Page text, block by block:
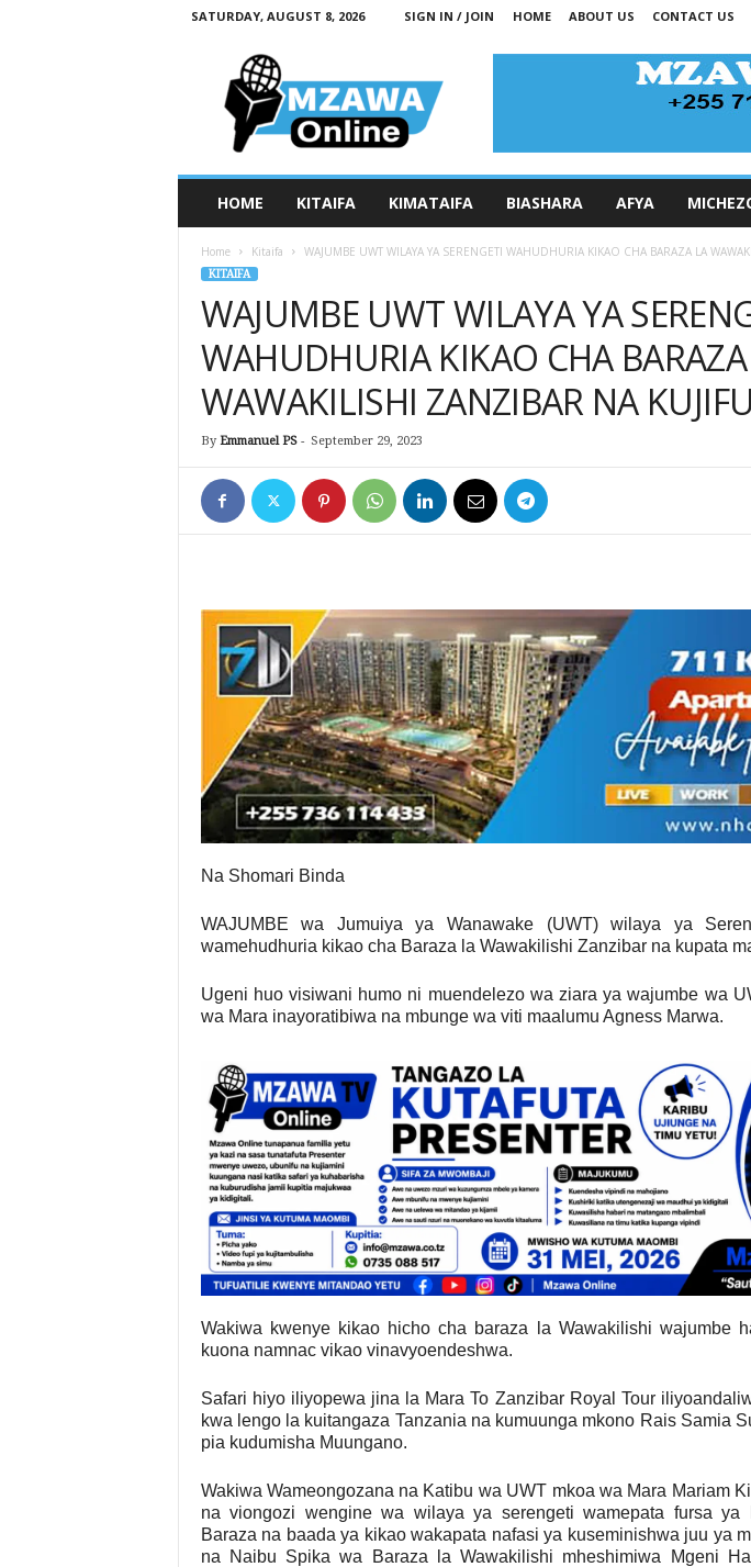
SATURDAY, AUGUST 8, 2026 SIGN IN / JOIN HOME ABOUT US CONTACT US
HOME KITAIFA KIMATAIFA BIASHARA AFYA
Home Kitaifa WAJUMBE UWT WILAYA YA SERENGETI WAHUDHURIA KIKAO CHA BARAZA LA
KITAIFA
WAJUMBE UWT WILAYA YA
WAHUDHURIA KIKAO CHA
WAWAKILISHI ZANZIBAR NA
By Emmanuel PS- September 29, 2023
Na Shomari Binda
WAJUMBE wa Jumuiya ya Wanawake (UWT) wilaya ya
wamehudhuria kikao cha Baraza la Wawakilishi Zanzibar na kupata
Ugeni huo visiwani humo ni muendelezo wa ziara ya wajumbe wa
wa Mara inayoratibiwa na mbunge wa viti maalumu Agness Marwa.
Wakiwa kwenye kikao hicho cha baraza la Wawakilishi wajumbe
kuona namnac vikao vinavyoendeshwa.
Safari hiyo iliyopewa jina la Mara To Zanzibar Royal Tour
kwa lengo la kuitangaza Tanzania na kumuunga mkono Rais Samia
pia kudumisha Muungano.
Wakiwa Wameongozana na Katibu wa UWT mkoa wa Mara Mariam
na viongozi wengine wa wilaya ya serengeti wamepata fursa ya
Baraza na baada ya kikao wakapata nafasi ya kuseminishwa juu ya
na Naibu Spika wa Baraza la Wawakilishi mheshimiwa Mgeni